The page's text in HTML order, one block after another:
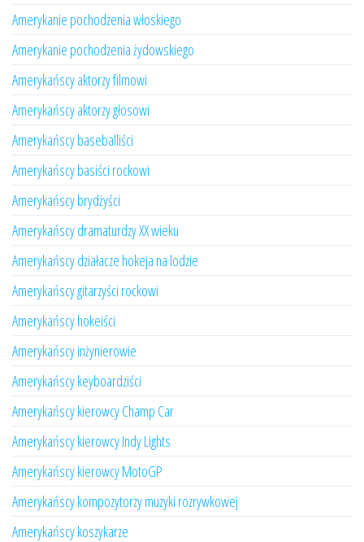
Amerykanie pochodzenia włoskiego
Amerykanie pochodzenia żydowskiego
Amerykańscy aktorzy filmowi
Amerykańscy aktorzy głosowi
Amerykańscy baseballiści
Amerykańscy basiści rockowi
Amerykańscy brydżyści
Amerykańscy dramaturdzy XX wieku
Amerykańscy działacze hokeja na lodzie
Amerykańscy gitarzyści rockowi
Amerykańscy hokeiści
Amerykańscy inżynierowie
Amerykańscy keyboardziści
Amerykańscy kierowcy Champ Car
Amerykańscy kierowcy Indy Lights
Amerykańscy kierowcy MotoGP
Amerykańscy kompozytorzy muzyki rozrywkowej
Amerykańscy koszykarze